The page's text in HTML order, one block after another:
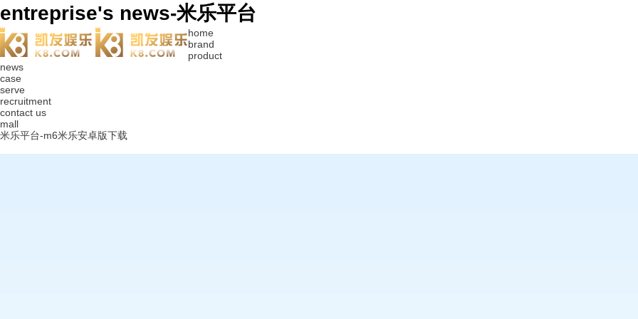
entreprise's news-米乐平台
home
brand
product
news
case
serve
recruitment
contact us
mall
米乐平台-m6米乐安卓版下载